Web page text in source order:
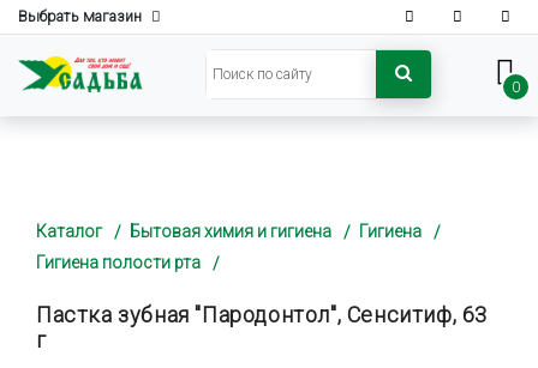
Выбрать магазин
0
Каталог Бытовая химия и гигиена
Гигиена
Гигиена полости рта
Пастка зубная "Пародонтол", Сенситиф, 63
г